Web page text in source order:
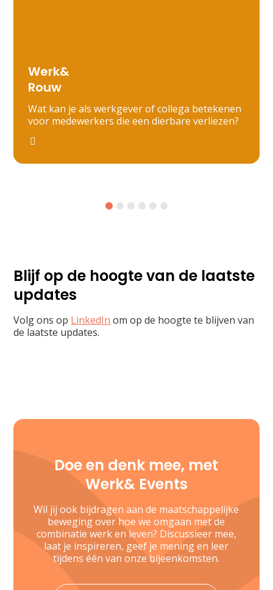
Werk&
Rouw
Wat kan je als werkgever of collega betekenen
voor medewerkers die een dierbare verliezen?
4 5 6
Blijf op de hoogte van de laatste
updates
Volg ons op LinkedIn om op de hoogte te blijven van
de laatste updates.
Doe en denk mee, met
Werk& Events
Wil jij ook bijdragen aan de maatschappelijke
beweging over hoe we omgaan met de
combinatie werk en leven? Discussieer mee,
laat je inspireren, geef je mening en leer
tijdens één van onze bijeenkomsten.